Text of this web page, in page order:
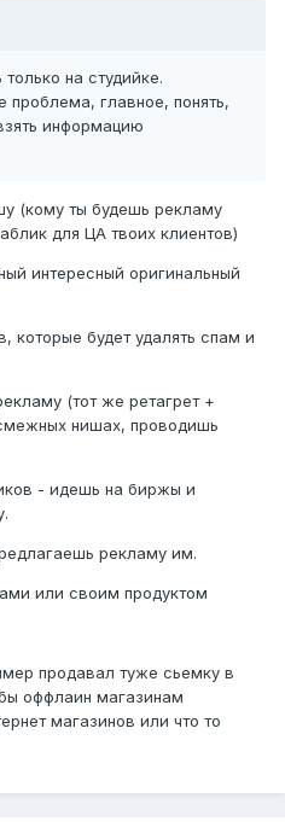
на студийке.
проблема, главное, понять,
информацию
(кому ты будешь рекламу
для ЦА твоих клиентов)
интересный оригинальный
будет удалять спам и
(тот же ретагрет +
нишах, проводишь
- идешь на биржы и
рекламу им.
или своим продуктом
продавал туже сьемку в
оффлаин магазинам
магазинов или что то